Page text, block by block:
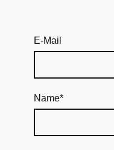
E-Mail
Name*